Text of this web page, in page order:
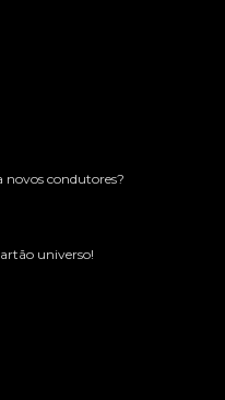
novos condutores?
universo!